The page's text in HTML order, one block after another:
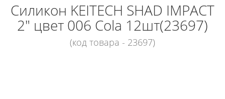
Силикон KEITECH SHAD IMPACT
2" цвет 006 Cola 12шт(23697)
(код товара - 23697)